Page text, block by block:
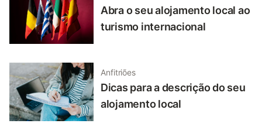
Abra o seu alojamento local ao
turismo internacional
Anfitriões
Dicas para a descrição do seu
alojamento local